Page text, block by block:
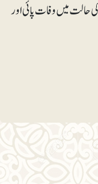
حالت میں وفات پائی اور